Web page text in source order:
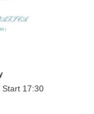
Start 17:30